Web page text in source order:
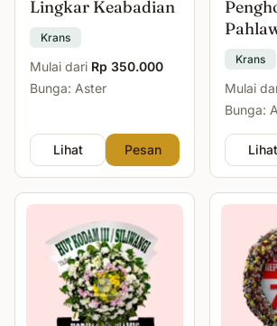
Lingkar Keabadian
Krans
Mulai dari Rp 350.000
Bunga: Aster
Lihat Pesan
Krans
Mulai
Bunga:
Lihat